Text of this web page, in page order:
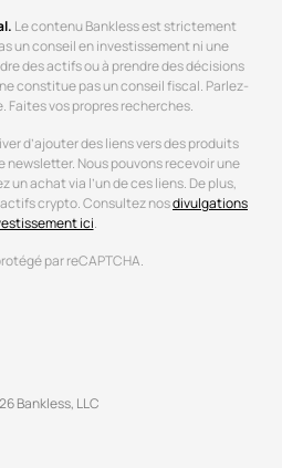
Le contenu Bankless est strictement
un conseil en investissement ni une
des actifs ou à prendre des décisions
constitue pas un conseil fiscal. Parlez-
Faites vos propres recherches.
d’ajouter des liens vers des produits
Nous pouvons recevoir une
achat via l’un de ces liens. De plus,
crypto. Consultez nosdivulgations
ici.
par reCAPTCHA.
Bankless, LLC